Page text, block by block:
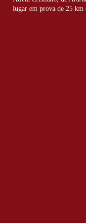
lugar em prova de 25 km